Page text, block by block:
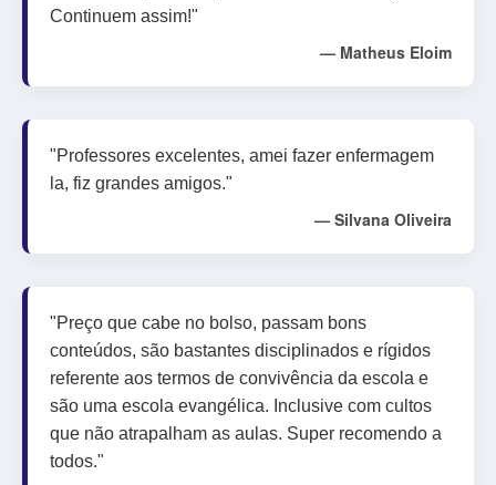
Continuem assim!"
— Matheus Eloim
"Professores excelentes, amei fazer enfermagem
la, fiz grandes amigos."
— Silvana Oliveira
"Preço que cabe no bolso, passam bons
conteúdos, são bastantes disciplinados e rígidos
referente aos termos de convivência da escola e
são uma escola evangélica. Inclusive com cultos
que não atrapalham as aulas. Super recomendo a
todos."